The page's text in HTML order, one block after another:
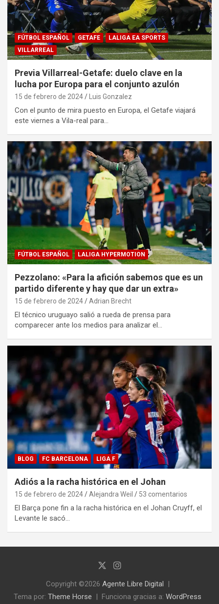
FÚTBOL ESPAÑOL GETAFE
LALIGA EA SPORTS
VILLARREAL
Previa Villarreal-Getafe: duelo clave en la
lucha por Europa para el conjunto azulón
15 de febrero de 2024 Luis Gonzalez
Con el punto de mira puesto en Europa, el Getafe viajará
este viernes a Vila-real para…
FÚTBOL ESPAÑOL LALIGA HYPERMOTION
Pezzolano: «Para la afición sabemos que es un
partido diferente y hay que dar un extra»
15 de febrero de 2024 Adrian Brecht
El técnico uruguayo salió a rueda de prensa para
comparecer ante los medios para analizar el…
BLOG FC BARCELONA LIGA F
Adiós a la racha histórica en el Johan
15 de febrero de 2024 Alejandra Weil 53 comentarios
El Barça pone fin a la racha histórica en el Johan Cruyff, el
Levante le sacó…
Copyright ©2026 Agente Libre Digital
Tema por: Theme Horse Funciona gracias a: WordPress